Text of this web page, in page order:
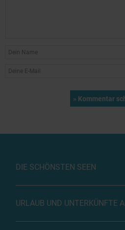
DIE SCHÖNSTEN SEEN
URLAUB UND UNTERKÜNFTE